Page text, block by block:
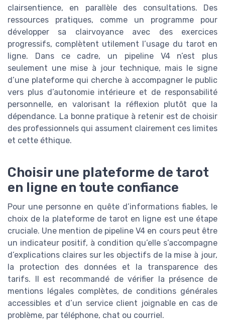
clairsentience, en parallèle des consultations. Des
ressources pratiques, comme un programme pour
développer sa clairvoyance avec des exercices
progressifs, complètent utilement l’usage du tarot en
ligne. Dans ce cadre, un pipeline V4 n’est plus
seulement une mise à jour technique, mais le signe
d’une plateforme qui cherche à accompagner le public
vers plus d’autonomie intérieure et de responsabilité
personnelle, en valorisant la réflexion plutôt que la
dépendance. La bonne pratique à retenir est de choisir
des professionnels qui assument clairement ces limites
et cette éthique.
Choisir une plateforme de tarot
en ligne en toute confiance
Pour une personne en quête d’informations fiables, le
choix de la plateforme de tarot en ligne est une étape
cruciale. Une mention de pipeline V4 en cours peut être
un indicateur positif, à condition qu’elle s’accompagne
d’explications claires sur les objectifs de la mise à jour,
la protection des données et la transparence des
tarifs. Il est recommandé de vérifier la présence de
mentions légales complètes, de conditions générales
accessibles et d’un service client joignable en cas de
problème, par téléphone, chat ou courriel.